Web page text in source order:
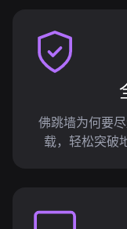
佛跳墙为何要
载，轻松突破